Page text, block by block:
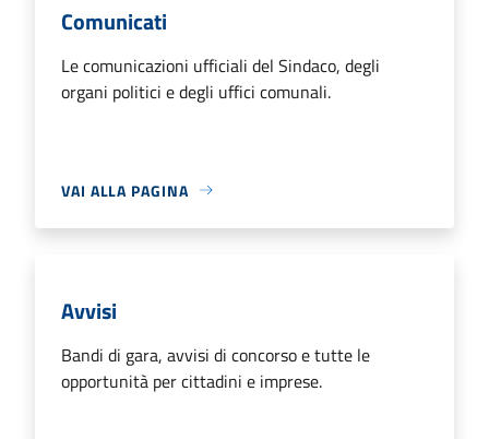
Comunicati
Le comunicazioni ufficiali del Sindaco, degli
organi politici e degli uffici comunali.
VAI ALLA PAGINA
Avvisi
Bandi di gara, avvisi di concorso e tutte le
opportunità per cittadini e imprese.